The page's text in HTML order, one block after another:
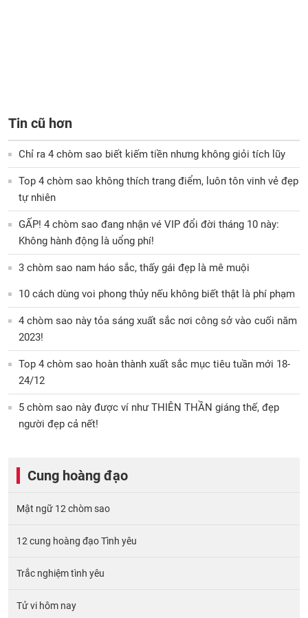
Tin cũ hơn
Chỉ ra 4 chòm sao biết kiếm tiền nhưng không giỏi tích lũy
Top 4 chòm sao không thích trang điểm, luôn tôn vinh vẻ đẹp
tự nhiên
GẤP! 4 chòm sao đang nhận vé VIP đổi đời tháng 10 này:
Không hành động là uổng phí!
3 chòm sao nam háo sắc, thấy gái đẹp là mê muội
10 cách dùng voi phong thủy nếu không biết thật là phí phạm
4 chòm sao này tỏa sáng xuất sắc nơi công sở vào cuối năm
2023!
Top 4 chòm sao hoàn thành xuất sắc mục tiêu tuần mới 18-
24/12
5 chòm sao này được ví như THIÊN THẦN giáng thế, đẹp
người đẹp cả nết!
Cung hoàng đạo
Mật ngữ 12 chòm sao
12 cung hoàng đạo Tình yêu
Trắc nghiệm tình yêu
Tử vi hôm nay